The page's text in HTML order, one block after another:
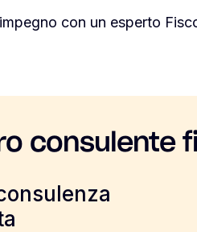
con un esperto
consulente